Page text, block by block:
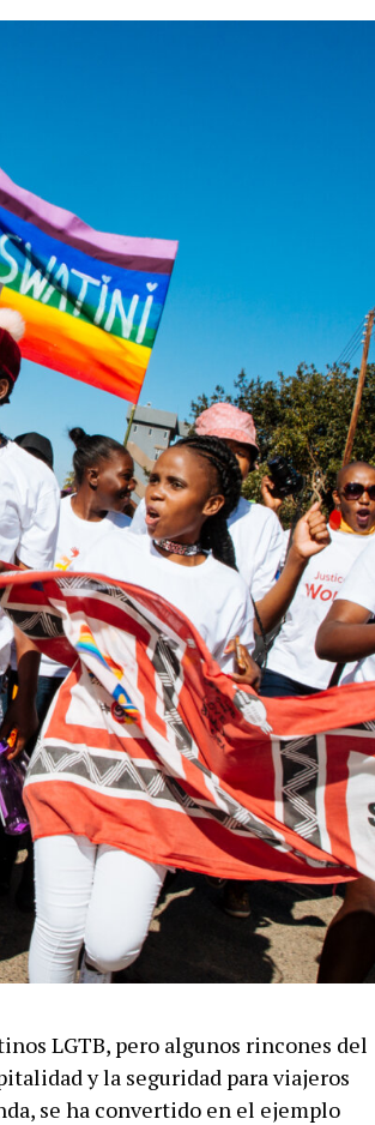
LGTB, pero algunos rincones del
y la seguridad para viajeros
se ha convertido en el ejemplo